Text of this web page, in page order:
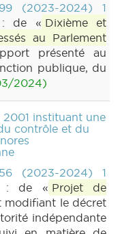
(2023-2024) 1
: de « Dixième et
au Parlement
présenté au
publique, du
2024)
instituant une
contrôle et du
(2023-2024) 1
: de « Projet de
modifiant le décret
indépendante